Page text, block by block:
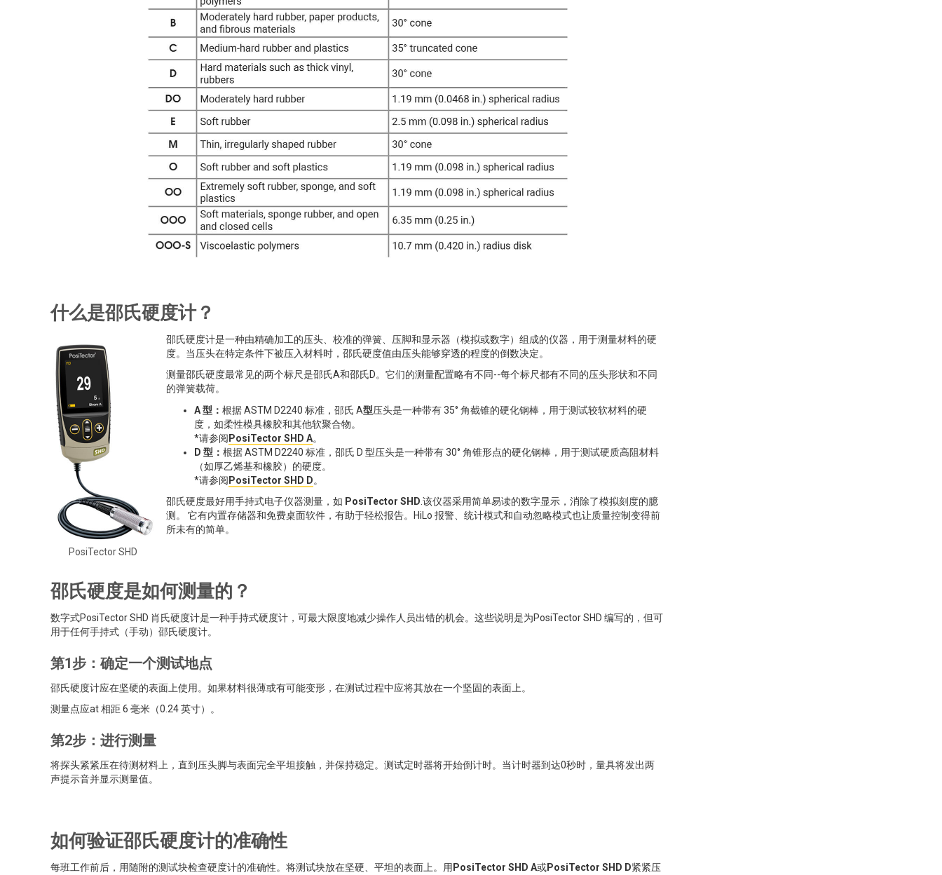
什么是邵氏硬度计？
PosiTector SHD
邵氏硬度计是一种由精确加工的压头、校准的弹簧、压脚和显示器（模拟或数字）组成的仪器，用于测量材料的硬
度。当压头在特定条件下被压入材料时，邵氏硬度值由压头能够穿透的程度的倒数决定。
测量邵氏硬度最常见的两个标尺是邵氏A和邵氏D。它们的测量配置略有不同--每个标尺都有不同的压头形状和不同
的弹簧载荷。
A 型： 根据 ASTM D2240 标准，邵氏 A型压头是一种带有 35° 角截锥的硬化钢棒，用于测试较软材料的硬
度，如柔性模具橡胶和其他软聚合物。
*请参阅 PosiTector SHD A。
D 型： 根据 ASTM D2240 标准，邵氏 D 型压头是一种带有 30° 角锥形点的硬化钢棒，用于测试硬质高阻材料
（如厚乙烯基和橡胶）的硬度。
*请参阅 PosiTector SHD D。
邵氏硬度最好用手持式电子仪器测量，如 PosiTector SHD .该仪器采用简单易读的数字显示，消除了模拟刻度的臆
测。 它有内置存储器和免费桌面软件，有助于轻松报告。HiLo 报警、统计模式和自动忽略模式也让质量控制变得前
所未有的简单。
邵氏硬度是如何测量的？
数字式PosiTector SHD 肖氏硬度计是一种手持式硬度计，可最大限度地减少操作人员出错的机会。这些说明是为PosiTector SHD 编写的，但可
用于任何手持式（手动）邵氏硬度计。
第1步：确定一个测试地点
邵氏硬度计应在坚硬的表面上使用。如果材料很薄或有可能变形，在测试过程中应将其放在一个坚固的表面上。
测量点应at 相距 6 毫米（0.24 英寸）。
第2步：进行测量
将探头紧紧压在待测材料上，直到压头脚与表面完全平坦接触，并保持稳定。测试定时器将开始倒计时。当计时器到达0秒时，量具将发出两
声提示音并显示测量值。
如何验证邵氏硬度计的准确性
每班工作前后，用随附的测试块检查硬度计的准确性。将测试块放在坚硬、平坦的表面上。用 PosiTector SHD A或PosiTector SHD D紧紧压